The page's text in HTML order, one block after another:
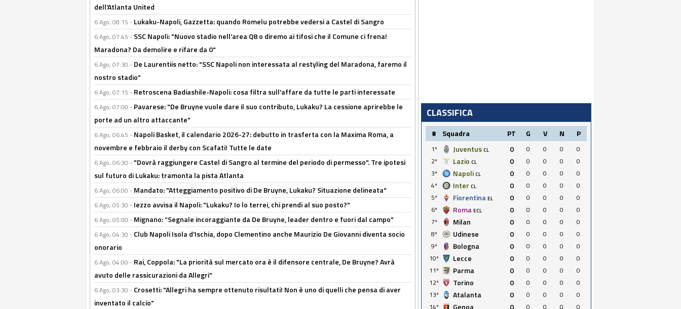
dell'Atlanta United
6 Ago, 08:15 - Lukaku-Napoli, Gazzetta: quando Romelu potrebbe vedersi a Castel di Sangro
6 Ago, 07:45 - SSC Napoli: "Nuovo stadio nell'area Q8 o diremo ai tifosi che il Comune ci frena!
Maradona? Da demolire e rifare da 0"
6 Ago, 07:30 - De Laurentiis netto: "SSC Napoli non interessata al restyling del Maradona, faremo il
nostro stadio"
6 Ago, 07:15 - Retroscena Badiashile-Napoli: cosa filtra sull'affare da tutte le parti interessate
6 Ago, 07:00 - Pavarese: "De Bruyne vuole dare il suo contributo, Lukaku? La cessione aprirebbe le
porte ad un altro attaccante"
6 Ago, 06:45 - Napoli Basket, il calendario 2026-27: debutto in trasferta con la Maxima Roma, a
novembre e febbraio il derby con Scafati! Tutte le date
6 Ago, 06:30 - "Dovrà raggiungere Castel di Sangro al termine del periodo di permesso". Tre ipotesi
sul futuro di Lukaku: tramonta la pista Atlanta
6 Ago, 06:00 - Mandato: "Atteggiamento positivo di De Bruyne, Lukaku? Situazione delineata"
6 Ago, 05:30 - Iezzo avvisa il Napoli: "Lukaku? Io lo terrei, chi prendi al suo posto?"
6 Ago, 05:00 - Mignano: “Segnale incoraggiante da De Bruyne, leader dentro e fuori dal campo"
6 Ago, 04:30 - Club Napoli Isola d'Ischia, dopo Clementino anche Maurizio De Giovanni diventa socio
onorario
6 Ago, 04:00 - Rai, Coppola: "La priorità sul mercato ora è il difensore centrale, De Bruyne? Avrà
avuto delle rassicurazioni da Allegri"
6 Ago, 03:30 - Crosetti: "Allegri ha sempre ottenuto risultati! Non è uno di quelli che pensa di aver
inventato il calcio"
CLASSIFICA
# Squadra PT G V N P
1º Juventus CL 0 0 0 0
0
2º
Lazio CL 0 0 0 0
0
3º
Napoli CL 0 0 0 0
0
4º
Inter CL 0 0 0 0
0
5º
Fiorentina EL 0 0 0 0
0
6º
Roma ECL 0 0 0 0
0
7º
Milan 0 0 0 0
0
8º
Udinese 0 0 0 0
0
9º
Bologna 0 0 0 0
0
10º
Lecce 0 0 0 0
0
11º
Parma 0 0 0 0
0
12º
Torino 0 0 0 0
0
13º
Atalanta 0 0 0 0
0
14º
Genoa 0 0 0 0 0